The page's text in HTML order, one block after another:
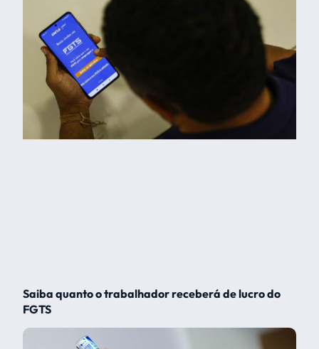
Saiba quanto o trabalhador receberá de lucro do
FGTS